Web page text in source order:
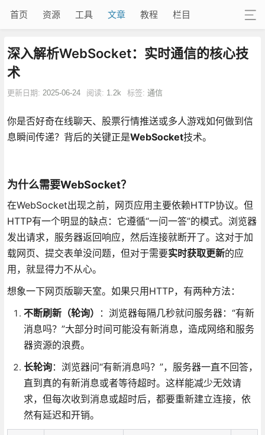
首页 资源 工具 文章 教程 栏目
深入解析WebSocket：实时通信的核心技
术
更新日期: 2025-06-24 阅读: 1.2k 标签: 通信
你是否好奇在线聊天、股票行情推送或多人游戏如何做到信
息瞬间传递？背后的关键正是WebSocket技术。
为什么需要WebSocket？
在WebSocket出现之前，网页应用主要依赖HTTP协议。但
HTTP有一个明显的缺点：它遵循“一问一答”的模式。浏览器
发出请求，服务器返回响应，然后连接就断开了。这对于加
载网页、提交表单没问题，但对于需要实时获取更新的应
用，就显得力不从心。
想象一下网页版聊天室。如果只用HTTP，有两种方法：
不断刷新（轮询）
：浏览器每隔几秒就问服务器：“有新
消息吗？”大部分时间可能没有新消息，造成网络和服务
器资源的浪费。
长轮询：浏览器问“有新消息吗？”，服务器一直不回答，
直到真的有新消息或者等待超时。这样能减少无效请
求，但每次收到消息或超时后，都要重新建立连接，依
然有延迟和开销。